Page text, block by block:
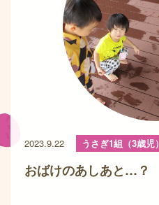
2023.9.22 うさぎ1組（3歳児）
おばけのあしあと…？